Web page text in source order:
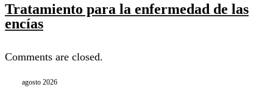
Tratamiento para la enfermedad de las
encías
Comments are closed.
agosto 2026